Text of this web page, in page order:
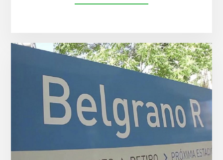
DEBOLETIN
SFBR
–
FEBRERO
2026